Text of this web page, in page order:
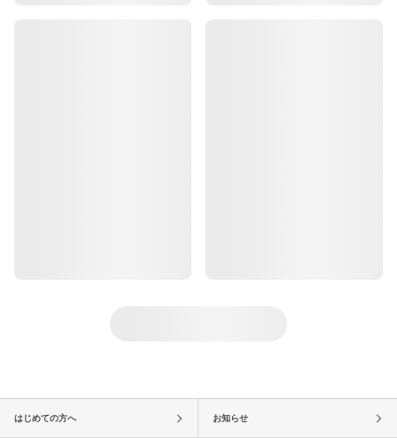
はじめての方へ お知らせ